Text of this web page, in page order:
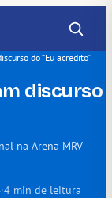
do “Eu acredito”
discurso
na Arena MRV
·4 min de leitura